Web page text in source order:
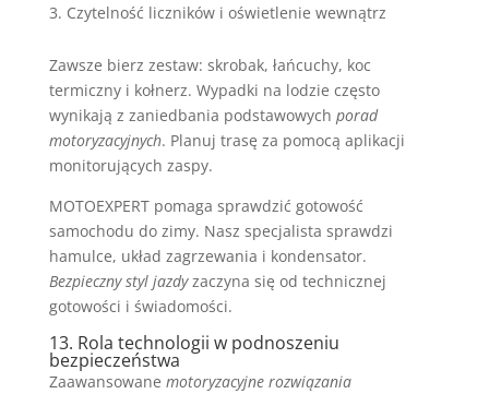
Czytelność liczników i oświetlenie wewnątrz
Zawsze bierz zestaw: skrobak, łańcuchy, koc
termiczny i kołnerz. Wypadki na lodzie często
wynikają z zaniedbania podstawowych porad
motoryzacyjnych. Planuj trasę za pomocą aplikacji
monitorujących zaspy.
MOTOEXPERT pomaga sprawdzić gotowość
samochodu do zimy. Nasz specjalista sprawdzi
hamulce, układ zagrzewania i kondensator.
Bezpieczny styl jazdyzaczyna się od technicznej
gotowości i świadomości.
13. Rola technologii w podnoszeniu
bezpieczeństwa
Zaawansowane motoryzacyjne rozwiązania